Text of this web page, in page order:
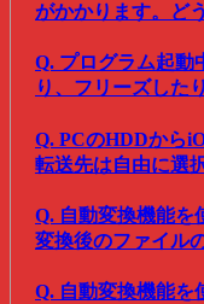
がかかります。ど
Q. プログラム起動
り、フリーズした
Q. PCのHDDから
転送先は自由に選
Q. 自動変換機能を
変換後のファイル
Q. 自動変換機能を